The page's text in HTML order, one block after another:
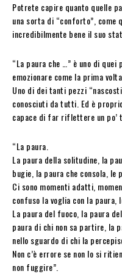
Potrete capire quanto quelle
una sorta di “conforto”, come
incredibilmente bene il suo
“La paura che …” è uno di
emozionare come la prima
Uno di dei tanti pezzi
conosciuti da tutti. Ed è
capace di far riflettere un po’
“La paura.
La paura della solitudine, la
bugie, la paura che consola, le
Ci sono momenti adatti,
confuso la voglia con la paura,
La paura del fuoco, la paura
paura di chi non sa partire, la
nello sguardo di chi la
Non c’è errore se non lo si
non fuggire”.